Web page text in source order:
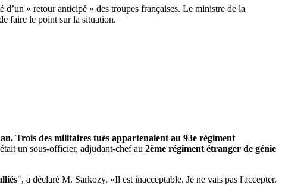
d’un « retour anticipé » des troupes françaises. Le ministre de la
faire le point sur la situation.
Trois des militaires tués appartenaient au 93e régiment
un sous-officier, adjudant-chef au 2ème régiment étranger de génie
", a déclaré M. Sarkozy. «Il est inacceptable. Je ne vais pas l'accepter.